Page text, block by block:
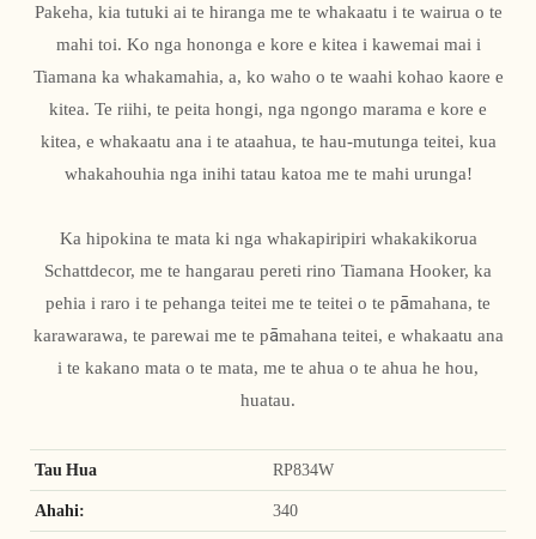
Pakeha, kia tutuki ai te hiranga me te whakaatu i te wairua o te
mahi toi. Ko nga hononga e kore e kitea i kawemai mai i
Tiamana ka whakamahia, a, ko waho o te waahi kohao kaore e
kitea. Te riihi, te peita hongi, nga ngongo marama e kore e
kitea, e whakaatu ana i te ataahua, te hau-mutunga teitei, kua
whakahouhia nga inihi tatau katoa me te mahi urunga!
Ka hipokina te mata ki nga whakapiripiri whakakikorua
Schattdecor, me te hangarau pereti rino Tiamana Hooker, ka
pehia i raro i te pehanga teitei me te teitei o te pāmahana, te
karawarawa, te parewai me te pāmahana teitei, e whakaatu ana
i te kakano mata o te mata, me te ahua o te ahua he hou,
huatau.
Tau Hua RP834W
Ahahi: 340